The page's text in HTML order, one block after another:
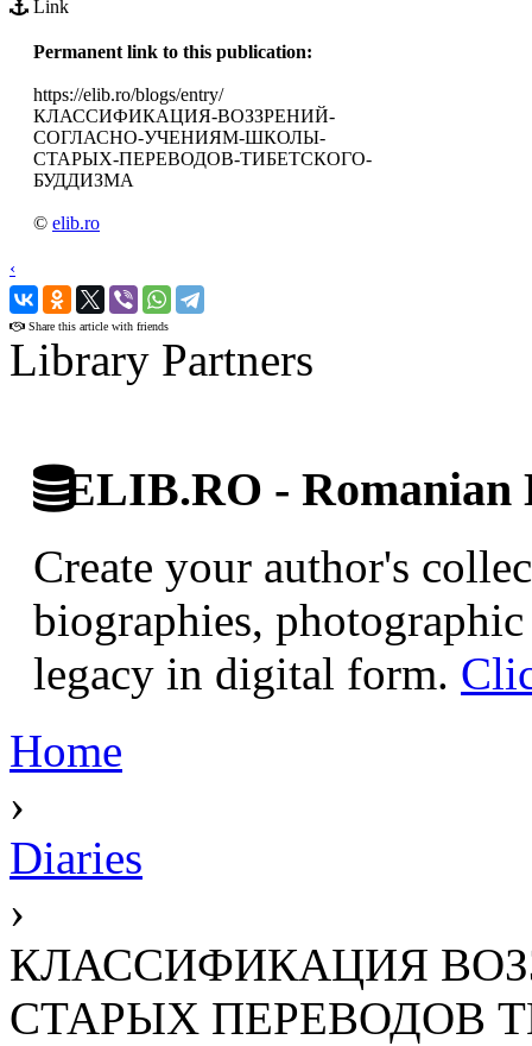
Link
Permanent link to this publication:
https://elib.ro/blogs/entry/
КЛАССИФИКАЦИЯ-ВОЗЗРЕНИЙ-
СОГЛАСНО-УЧЕНИЯМ-ШКОЛЫ-
СТАРЫХ-ПЕРЕВОДОВ-ТИБЕТСКОГО-
БУДДИЗМА
© elib.ro
‹
›
Share this article with friends
Library Partners
ELIB.RO -
Create your author's
biographies,
legacy in digital form.
Home
›
Diaries
›
КЛАССИФИКАЦИЯ
СТАРЫХ ПЕРЕВОДОВ